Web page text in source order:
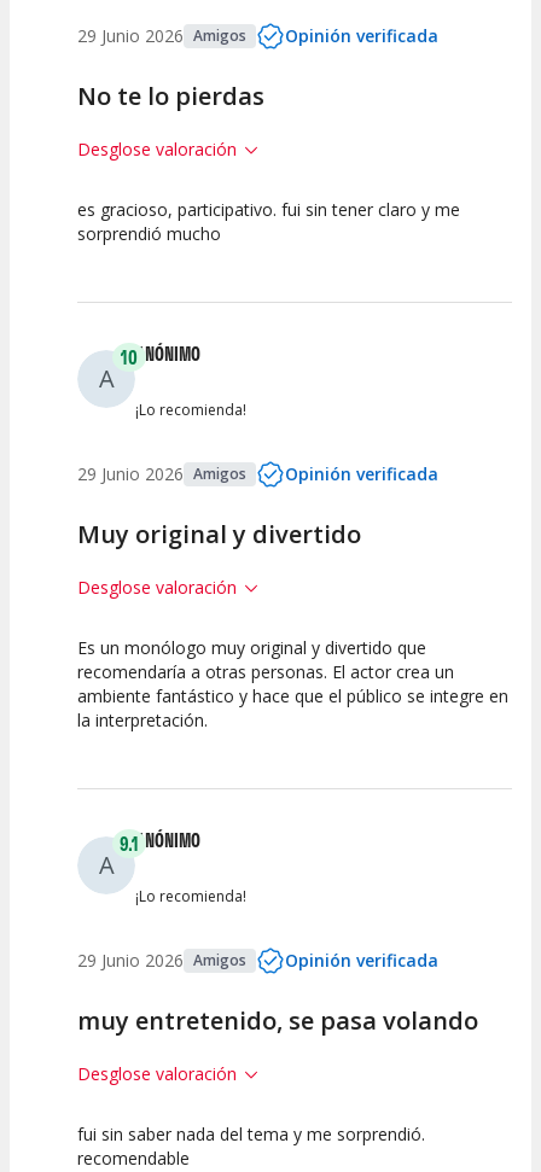
29 Junio 2026 Amigos Opinión verificada
No te lo pierdas
Desglose valoración
10 10 10
es gracioso, participativo. fui sin tener claro y me
sorprendió mucho
A
10ANÓNIMO
¡Lo recomienda!
29 Junio 2026 Amigos Opinión verificada
Muy original y divertido
Desglose valoración
10
Calidad del
Espectáculo
10
Puesta en
Escena
10
Interpretación
Es un monólogo muy original y divertido que
recomendaría a otras personas. El actor crea un
ambiente fantástico y hace que el público se integre en
la interpretación.
A
9.1ANÓNIMO
¡Lo recomienda!
29 Junio 2026 Amigos Opinión verificada
muy entretenido, se pasa volando
Desglose valoración
7.5 10 10
fui sin saber nada del tema y me sorprendió.
recomendable